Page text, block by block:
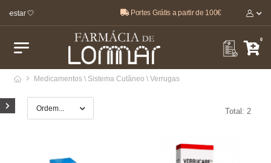
estar 🤍 Portes Grátis a partir de 100€
0
Medicamentos \ Sistema Cutâneo \ Verrugas
Total: 2